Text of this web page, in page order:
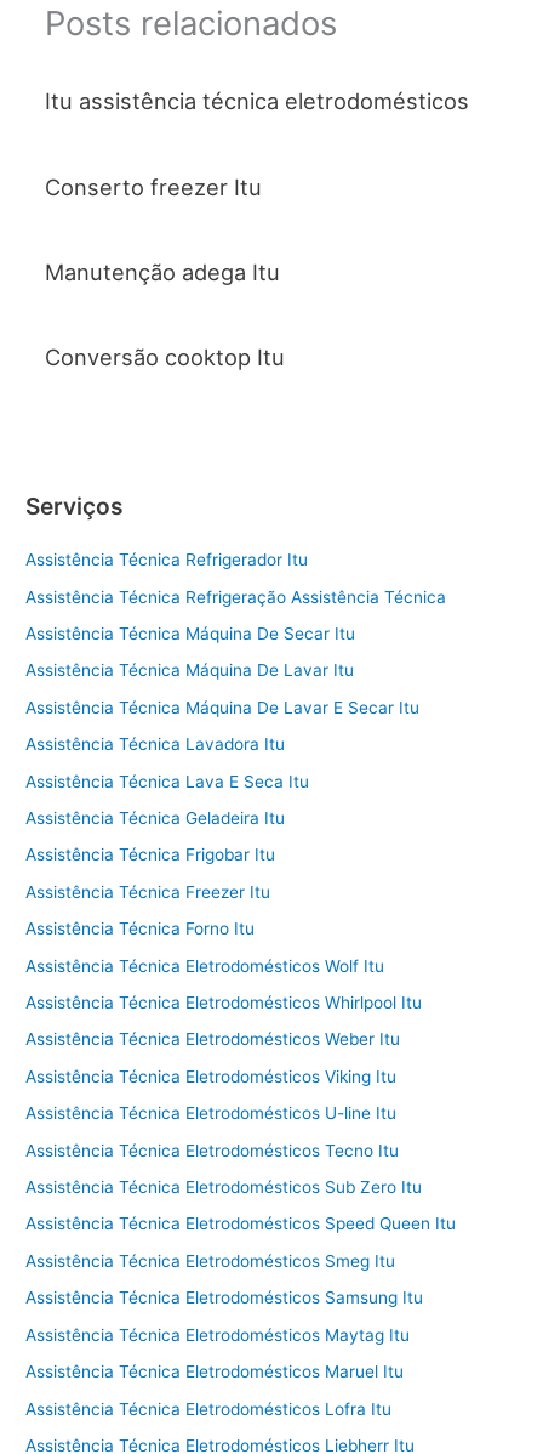
Posts relacionados
Itu assistência técnica eletrodomésticos
Conserto freezer Itu
Manutenção adega Itu
Conversão cooktop Itu
Serviços
Assistência Técnica Refrigerador Itu
Assistência Técnica Refrigeração Assistência Técnica
Assistência Técnica Máquina De Secar Itu
Assistência Técnica Máquina De Lavar Itu
Assistência Técnica Máquina De Lavar E Secar Itu
Assistência Técnica Lavadora Itu
Assistência Técnica Lava E Seca Itu
Assistência Técnica Geladeira Itu
Assistência Técnica Frigobar Itu
Assistência Técnica Freezer Itu
Assistência Técnica Forno Itu
Assistência Técnica Eletrodomésticos Wolf Itu
Assistência Técnica Eletrodomésticos Whirlpool Itu
Assistência Técnica Eletrodomésticos Weber Itu
Assistência Técnica Eletrodomésticos Viking Itu
Assistência Técnica Eletrodomésticos U-line Itu
Assistência Técnica Eletrodomésticos Tecno Itu
Assistência Técnica Eletrodomésticos Sub Zero Itu
Assistência Técnica Eletrodomésticos Speed Queen Itu
Assistência Técnica Eletrodomésticos Smeg Itu
Assistência Técnica Eletrodomésticos Samsung Itu
Assistência Técnica Eletrodomésticos Maytag Itu
Assistência Técnica Eletrodomésticos Maruel Itu
Assistência Técnica Eletrodomésticos Lofra Itu
Assistência Técnica Eletrodomésticos Liebherr Itu